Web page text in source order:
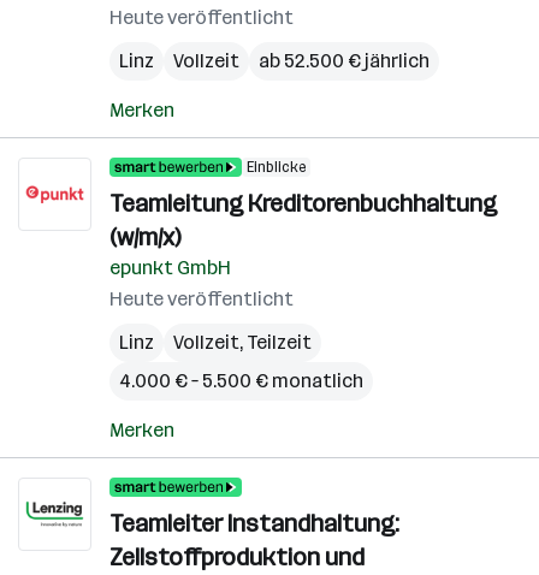
Heute veröffentlicht
Linz
Vollzeit ab 52.500 € jährlich
Merken
Einblicke
Teamleitung Kreditorenbuchhaltung
(w/m/x)
epunkt GmbH
Heute veröffentlicht
Linz
Vollzeit, Teilzeit
4.000 € – 5.500 € monatlich
Merken
Teamleiter Instandhaltung:
Zellstoffproduktion und